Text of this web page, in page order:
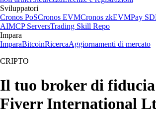
Sviluppatori
Cronos PoSCronos EVMCronos zkEVMPay
AIMCP ServersTrading Skill Repo
Impara
ImparaBitcoinRicercaAggiornamenti di mercato
CRIPTO
Il tuo broker di
Fiverr International